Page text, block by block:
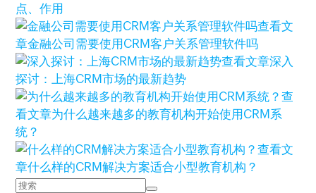
点、作用
查看文
章金融公司需要使用CRM客户关系管理软件吗
查看文章深入
探讨：上海CRM市场的最新趋势
查
看文章为什么越来越多的教育机构开始使用CRM系
统？
查看文
章什么样的CRM解决方案适合小型教育机构？